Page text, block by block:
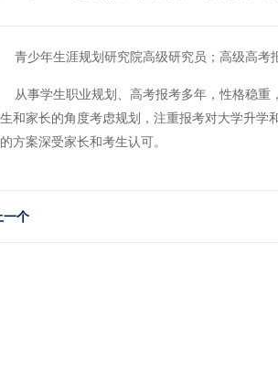
青少年生涯规划研究院高级研究员；高级高考
从事学生职业规划、高考报考多年，性格稳重
生和家长的角度考虑规划，注重报考对大学升学
的方案深受家长和考生认可。
一个